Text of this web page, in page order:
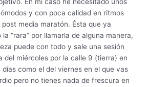
En mi caso he necesitado unos
y con poca calidad en ritmos
media maratón. Ésta que ya
“rara” por llamarla de alguna manera,
puede con todo y sale una sesión
del miércoles por la calle 9 (tierra) en
como el del viernes en el que vas
pero no tienes nada de frescura en